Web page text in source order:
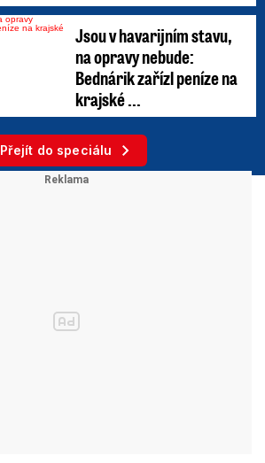
Jsou v havarijním stavu,
na opravy nebude:
Bednárik zařízl peníze na
krajské ...
Přejít do speciálu